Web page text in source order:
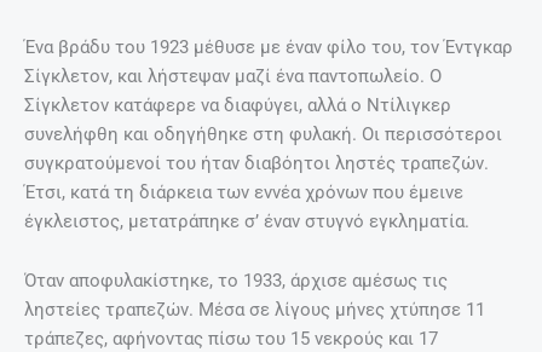
Ένα βράδυ του 1923 μέθυσε με έναν φίλο του, τον Έντγκαρ
Σίγκλετον, και λήστεψαν μαζί ένα παντοπωλείο. Ο
Σίγκλετον κατάφερε να διαφύγει, αλλά ο Ντίλιγκερ
συνελήφθη και οδηγήθηκε στη φυλακή. Οι περισσότεροι
συγκρατούμενοί του ήταν διαβόητοι ληστές τραπεζών.
Έτσι, κατά τη διάρκεια των εννέα χρόνων που έμεινε
έγκλειστος, μετατράπηκε σ’ έναν στυγνό εγκληματία.
Όταν αποφυλακίστηκε, το 1933, άρχισε αμέσως τις
ληστείες τραπεζών. Μέσα σε λίγους μήνες χτύπησε 11
τράπεζες, αφήνοντας πίσω του 15 νεκρούς και 17